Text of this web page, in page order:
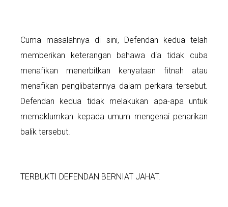
Cuma masalahnya di sini, Defendan kedua telah
memberikan keterangan bahawa dia tidak cuba
menafikan menerbitkan kenyataan fitnah atau
menafikan penglibatannya dalam perkara tersebut.
Defendan kedua tidak melakukan apa-apa untuk
memaklumkan kepada umum mengenai penarikan
balik tersebut.
TERBUKTI DEFENDAN BERNIAT JAHAT.